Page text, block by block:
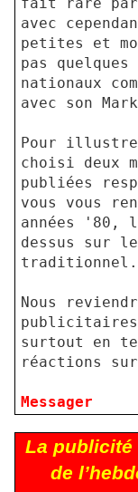
avec
petites et
pas quelques
nationaux
avec son
Pour
choisi deux
publiées
vous vous
années '80,
dessus sur le
traditionnel.
Nous
publicitaires
surtout en
réactions
Messager
La publicité
de